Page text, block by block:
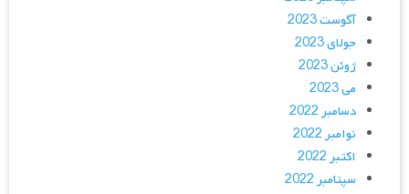
آگوست 2023
جولای 2023
ژوئن 2023
می 2023
دسامبر 2022
نوامبر 2022
اکتبر 2022
سپتامبر 2022